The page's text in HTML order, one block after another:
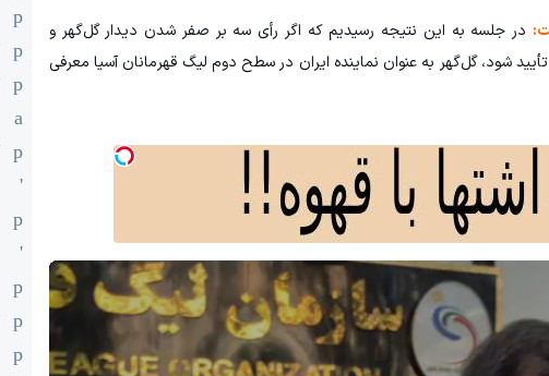
در جلسه به این نتیجه رسیدیم که اگر رأی سه بر صفر شدن دیدار گل‌گهر و
سیرجان تأیید شود، گل‌گهر به عنوان نماینده ایران در سطح دوم لیگ قهرمانان آسیا معرفی